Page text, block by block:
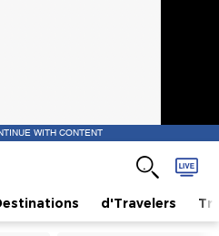
WITH CONTENT
d'Travelers